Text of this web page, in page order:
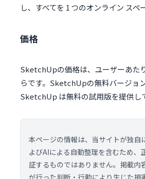
し、すべてを 1 つのオンライン スペ
価格
SketchUpの価格は、ユーザーあた
らです。SketchUpの無料バージョ
SketchUp は無料の試用版を提供し
本ページの情報は、当サイトが独自
よびAIによる自動整理を含むため、
証するものではありません。掲載内